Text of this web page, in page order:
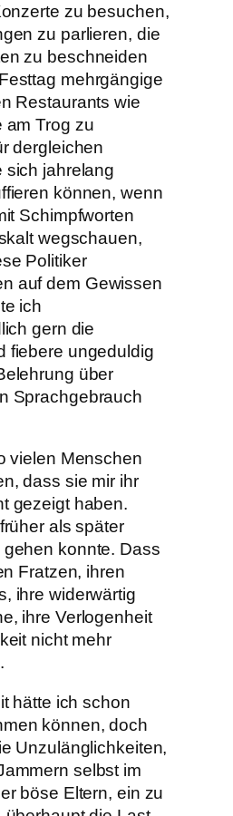
zu besuchen,
zu parlieren, die
zu beschneiden
mehrgängige
Restaurants wie
am Trog zu
dergleichen
sich jahrelang
können, wenn
Schimpfworten
wegschauen,
Politiker
auf dem Gewissen
ich
gern die
fiebere ungeduldig
über
Sprachgebrauch
vielen Menschen
dass sie mir ihr
gezeigt haben.
als später
konnte. Dass
Fratzen, ihren
ihre widerwärtig
ihre Verlogenheit
nicht mehr
hätte ich schon
können, doch
Unzulänglichkeiten,
selbst im
böse Eltern, ein zu